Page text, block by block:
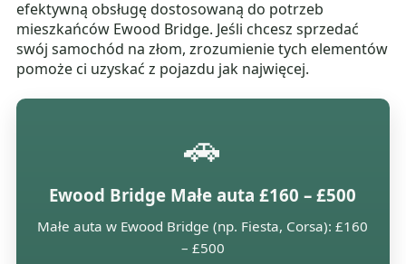
efektywną obsługę dostosowaną do potrzeb
mieszkańców Ewood Bridge. Jeśli chcesz sprzedać
swój samochód na złom, zrozumienie tych elementów
pomoże ci uzyskać z pojazdu jak najwięcej.
🚗
Ewood Bridge Małe auta £160 – £500
Małe auta w Ewood Bridge (np. Fiesta, Corsa): £160
– £500